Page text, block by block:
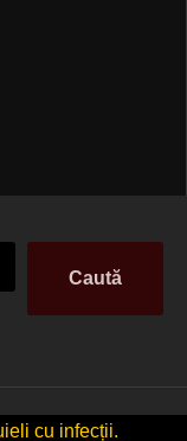
Caută
cu infecții.